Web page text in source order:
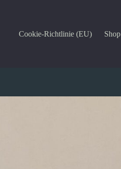
Cookie-Richtlinie (EU) Shop